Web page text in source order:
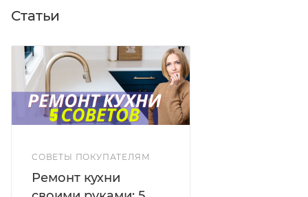
Статьи
СОВЕТЫ ПОКУПАТЕЛЯМ
Ремонт кухни